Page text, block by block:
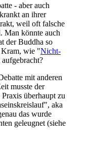
- aber auch
an ihrer
weil oft falsche
Man könnte auch
der Buddha so
Kram, wie "Nicht-
mit anderen
musste der
überhaupt zu
aka
das wurde
geleugnet (siehe